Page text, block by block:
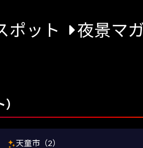
ポット 夜景マ
天童市（2）